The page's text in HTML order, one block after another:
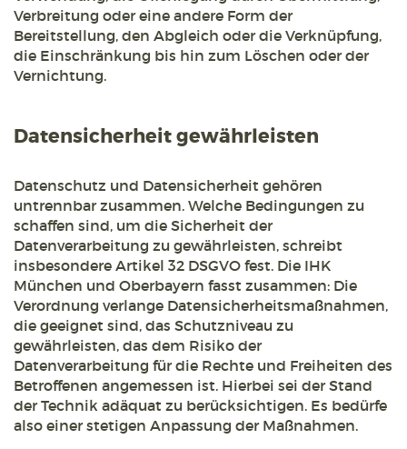
Verbreitung oder eine andere Form der
Bereitstellung, den Abgleich oder die Verknüpfung,
die Einschränkung bis hin zum Löschen oder der
Vernichtung.
Datensicherheit gewährleisten
Datenschutz und Datensicherheit gehören
untrennbar zusammen. Welche Bedingungen zu
schaffen sind, um die Sicherheit der
Datenverarbeitung zu gewährleisten, schreibt
insbesondere Artikel 32 DSGVO fest. Die IHK
München und Oberbayern fasst zusammen: Die
Verordnung verlange Datensicherheitsmaßnahmen,
die geeignet sind, das Schutzniveau zu
gewährleisten, das dem Risiko der
Datenverarbeitung für die Rechte und Freiheiten des
Betroffenen angemessen ist. Hierbei sei der Stand
der Technik adäquat zu berücksichtigen. Es bedürfe
also einer stetigen Anpassung der Maßnahmen.